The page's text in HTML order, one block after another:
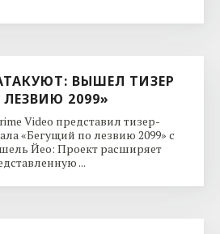
ВЫШЕЛ ТИЗЕР
2099»
Video представил тизер-
«Бегущий по лезвию 2099» с
Йео: Проект расширяет
...